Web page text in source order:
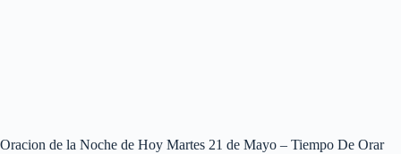
Oracion de la Noche de Hoy Martes 21 de Mayo – Tiempo De Orar